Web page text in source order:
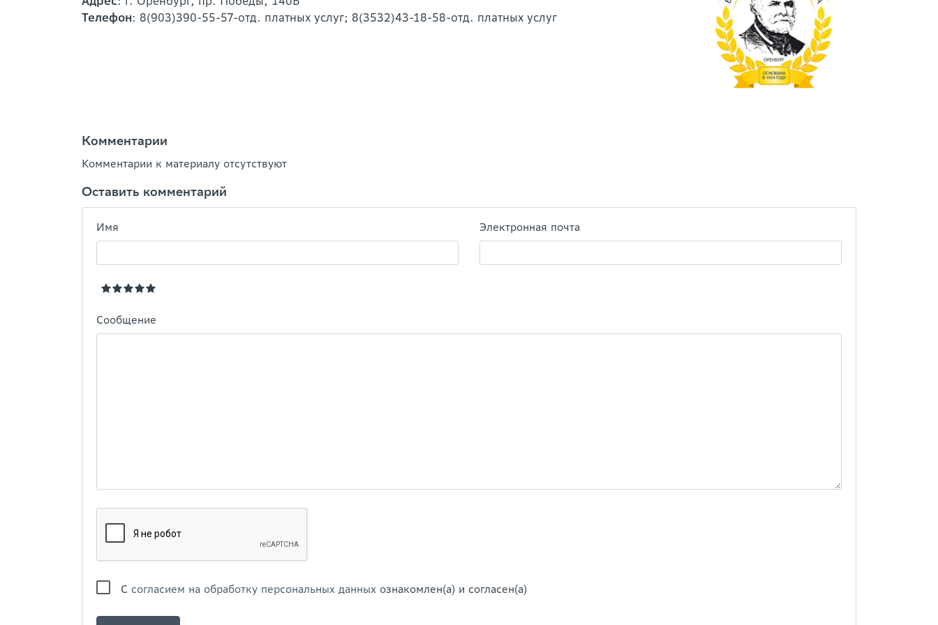
Телефон: 8(903)390-55-57-отд. платных услуг; 8(3532)43-18-58-отд. платных услуг
Комментарии
Комментарии к материалу отсутствуют
Оставить комментарий
Имя Электронная почта
Сообщение
С согласием на обработку персональных данных ознакомлен(а) и согласен(а)